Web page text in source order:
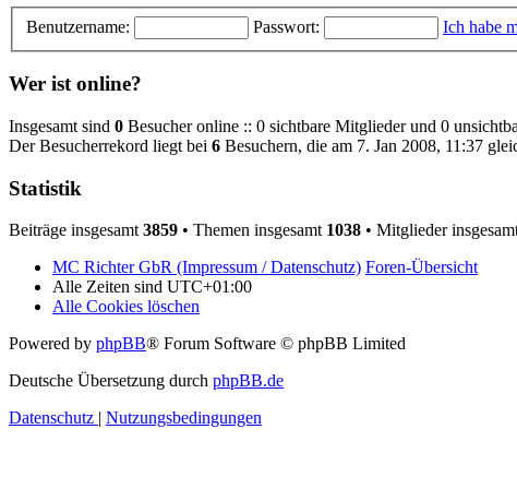
Benutzername: Passwort: Ich habe
Wer ist online?
Insgesamt sind 0 Besucher online :: 0 sichtbare Mitglieder und 0
Der Besucherrekord liegt bei 6 Besuchern, die am 7. Jan 2008, 11:37
Statistik
Beiträge insgesamt 3859 • Themen insgesamt 1038 • Mitglieder
MC Richter GbR (Impressum / Datenschutz) Foren-Übersicht
Alle Zeiten sind UTC+01:00
Alle Cookies löschen
Powered by phpBB® Forum Software © phpBB Limited
Deutsche Übersetzung durch phpBB.de
Datenschutz | Nutzungsbedingungen